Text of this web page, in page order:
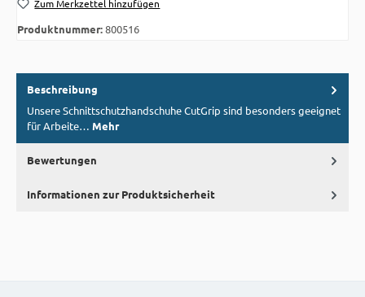
Zum Merkzettel hinzufügen
Produktnummer:800516
Beschreibung
Unsere Schnittschutzhandschuhe CutGrip sind besonders geeignet
für Arbeite… Mehr
Bewertungen
Informationen zur Produktsicherheit